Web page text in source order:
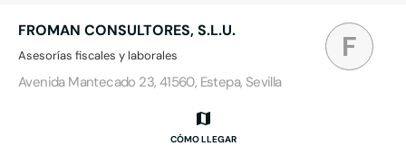
F
FROMAN CONSULTORES, S.L.U.
Asesorías fiscales y laborales
Avenida Mantecado 23, 41560, Estepa, Sevilla
CÓMO LLEGAR